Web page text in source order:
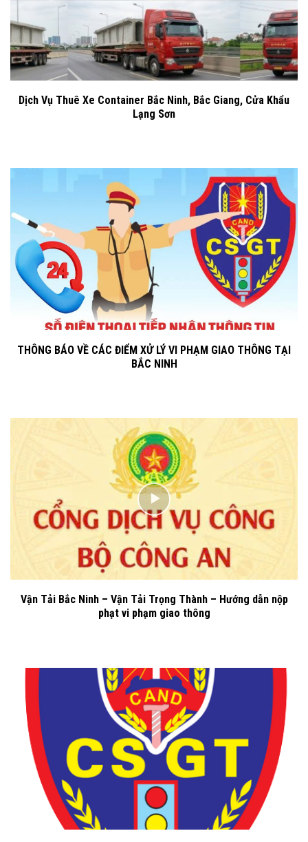
Dịch Vụ Thuê Xe Container Bắc Ninh, Bắc Giang, Cửa Khẩu
Lạng Sơn
THÔNG BÁO VỀ CÁC ĐIỂM XỬ LÝ VI PHẠM GIAO THÔNG TẠI
BẮC NINH
Vận Tải Bắc Ninh – Vận Tải Trọng Thành – Hướng dẫn nộp
phạt vi phạm giao thông